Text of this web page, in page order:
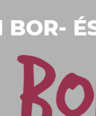
BOR-